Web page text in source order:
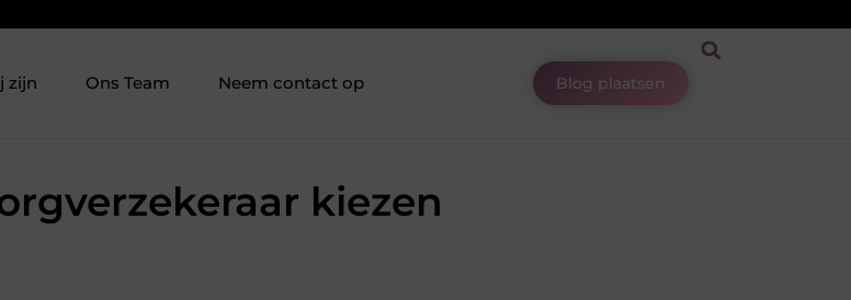
zijn Ons Team Neem contact op Blog plaatsen
kiezen